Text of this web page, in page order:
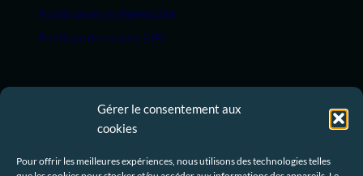
Gérer le consentement aux
cookies
Pour offrir les meilleures expériences, nous utilisons des technologies telles
Politique de confidentialité
Politique de cookies (UE)
MENU
Crealoz